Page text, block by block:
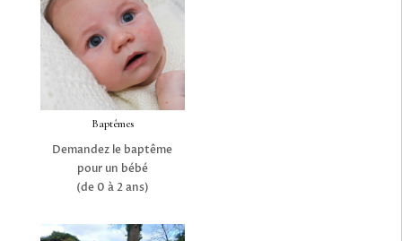
Baptêmes
Demandez le baptême
pour un bébé
(de 0 à 2 ans)